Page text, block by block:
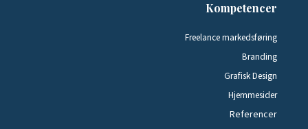
Kompetencer
Freelance markedsføring
Branding
Grafisk Design
Hjemmesider
Referencer